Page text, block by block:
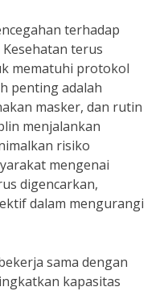
terhadap
terus
mematuhi protokol
penting adalah
masker, dan rutin
menjalankan
risiko
mengenai
digencarkan,
dalam mengurangi
sama dengan
kapasitas